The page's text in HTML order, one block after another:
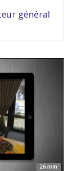
général
26 min'